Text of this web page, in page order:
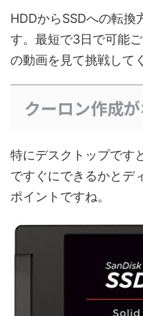
HDDからSSDへの転換
す。最短で3日で可能
の動画を見て挑戦して
クーロン作成
特にデスクトップです
ですぐにできるかとデ
ポイントですね。